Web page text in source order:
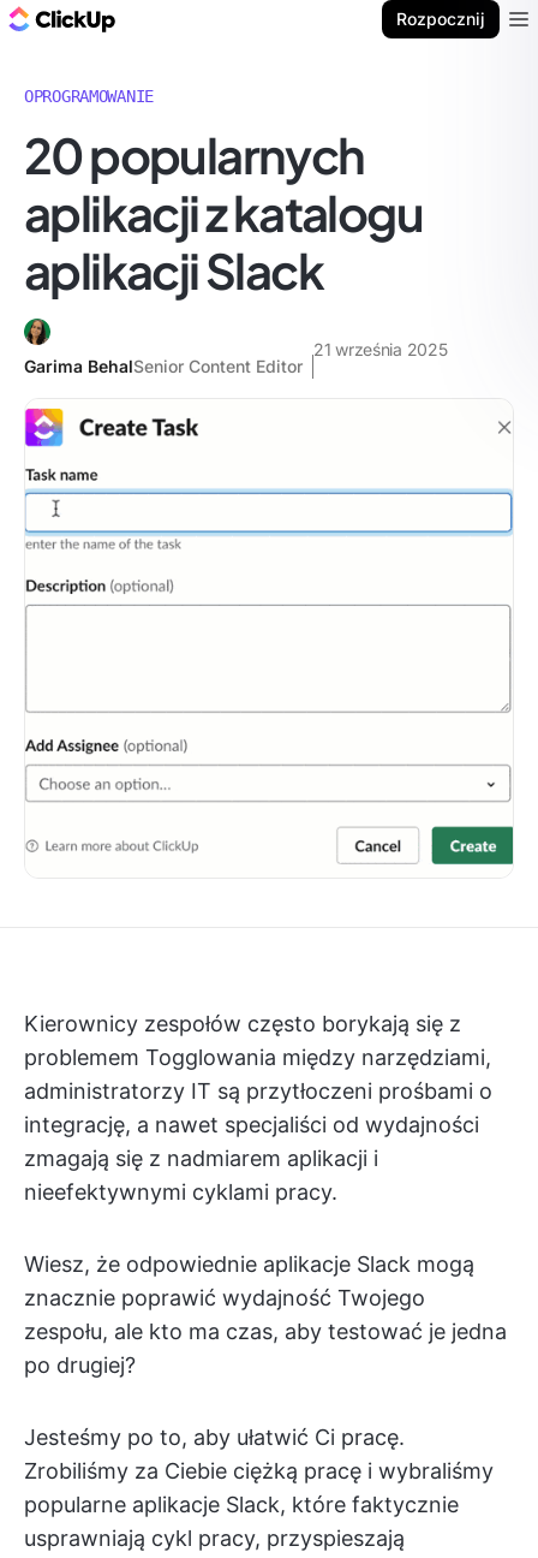
Rozpocznij
OPROGRAMOWANIE
20 popularnych
aplikacji z katalogu
aplikacji Slack
Garima BehalSenior Content Editor
21 września 2025
Kierownicy zespołów często borykają się z
problemem Togglowania między narzędziami,
administratorzy IT są przytłoczeni prośbami o
integrację, a nawet specjaliści od wydajności
zmagają się z nadmiarem aplikacji i
nieefektywnymi cyklami pracy.
Wiesz, że odpowiednie aplikacje Slack mogą
znacznie poprawić wydajność Twojego
zespołu, ale kto ma czas, aby testować je jedna
po drugiej?
Jesteśmy po to, aby ułatwić Ci pracę.
Zrobiliśmy za Ciebie ciężką pracę i wybraliśmy
popularne aplikacje Slack, które faktycznie
usprawniają cykl pracy, przyspieszają